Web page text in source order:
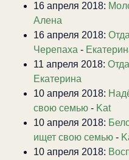
16 апреля 2018:
Алена
16 апреля 2018:
Черепаха -
11 апреля 2018:
Екатерина
10 апреля 2018:
свою семью - Kat
10 апреля 2018:
ищет свою семью -
10 апреля 2018: